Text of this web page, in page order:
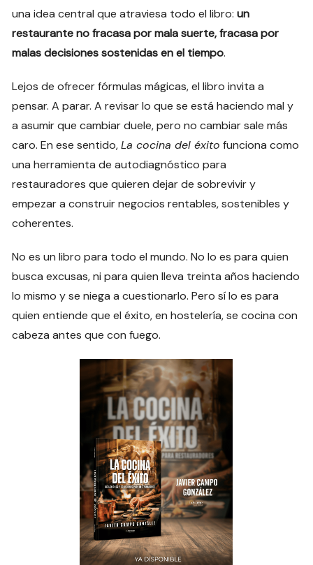
una idea central que atraviesa todo el libro:un
restaurante no fracasa por mala suerte, fracasa por
malas decisiones sostenidas en el tiempo.
Lejos de ofrecer fórmulas mágicas, el libro invita a
pensar. A parar. A revisar lo que se está haciendo mal y
a asumir que cambiar duele, pero no cambiar sale más
caro. En ese sentido,La cocina del éxito funciona como
una herramienta de autodiagnóstico para
restauradores que quieren dejar de sobrevivir y
empezar a construir negocios rentables, sostenibles y
coherentes.
No es un libro para todo el mundo. No lo es para quien
busca excusas, ni para quien lleva treinta años haciendo
lo mismo y se niega a cuestionarlo. Pero sí lo es para
quien entiende que el éxito, en hostelería, se cocina con
cabeza antes que con fuego.